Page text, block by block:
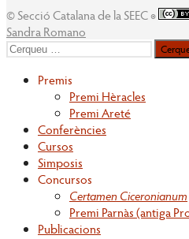
© Secció Catalana de la SEEC ◉
Sandra Romano
Cerqueu
Premis
Premi Hèracles
Premi Areté
Conferències
Cursos
Simposis
Concursos
Certamen Ciceronianum
Premi Parnàs (antiga
Publicacions